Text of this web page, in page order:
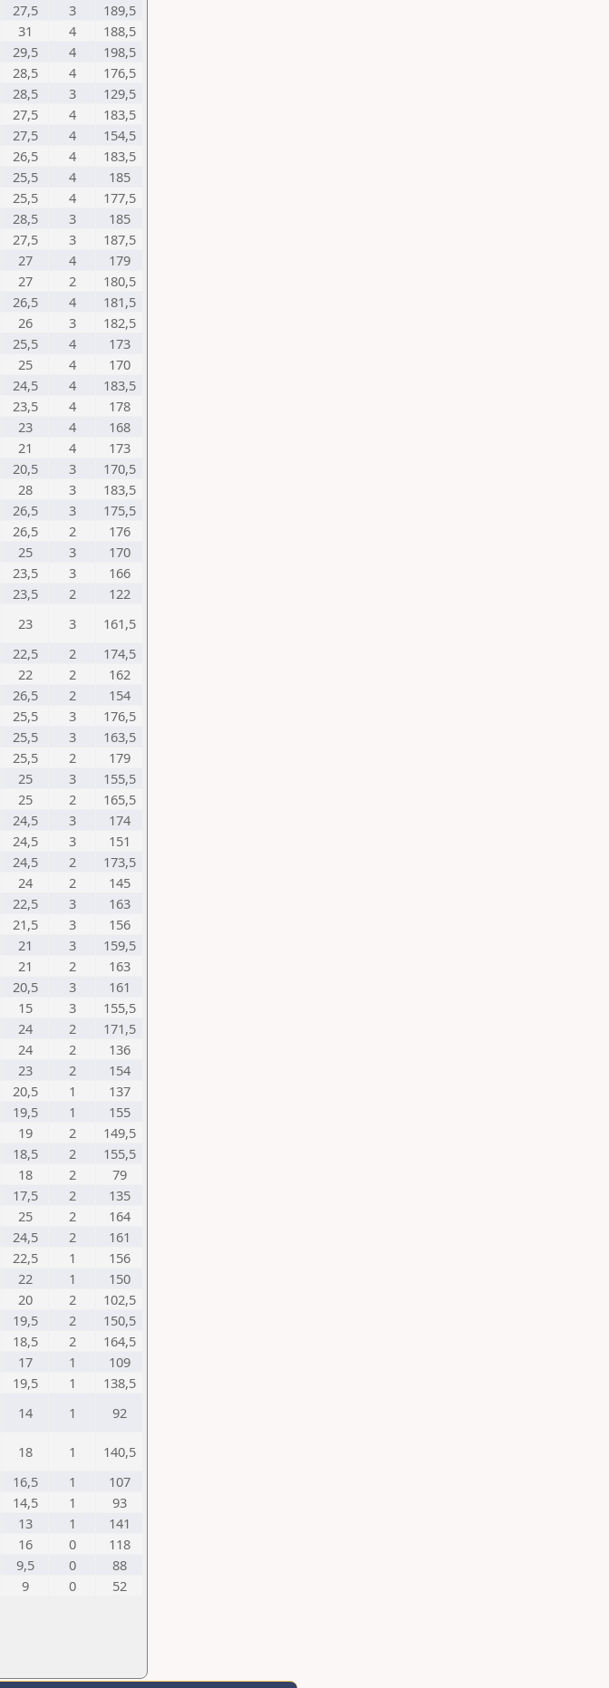
27,5 3
189,5
31 4
188,5
29,5 4
198,5
28,5 4
176,5
28,5 3
129,5
27,5 4
183,5
27,5 4
154,5
26,5 4
183,5
25,5 4
185
25,5 4
177,5
28,5 3
185
27,5 3
187,5
27 4
179
27 2
180,5
26,5 4
181,5
26 3
182,5
25,5 4
173
25 4
170
24,5 4
183,5
23,5 4
178
23 4
168
21 4
173
20,5 3
170,5
28 3
183,5
26,5 3
175,5
26,5 2
176
25 3
170
23,5 3
166
23,5 2
122
23 3
161,5
22,5 2
174,5
22 2
162
26,5 2
154
25,5 3
176,5
25,5 3
163,5
25,5 2
179
25 3
155,5
25 2
165,5
24,5 3
174
24,5 3
151
24,5 2
173,5
24 2
145
22,5 3
163
21,5 3
156
21 3
159,5
21 2
163
20,5 3
161
15 3
155,5
24 2
171,5
24 2
136
23 2
154
20,5 1
137
19,5 1
155
19 2
149,5
18,5 2
155,5
18 2
79
17,5 2
135
25 2
164
24,5 2
161
22,5 1
156
22 1
150
20 2
102,5
19,5 2
150,5
18,5 2
164,5
17 1
109
19,5 1
138,5
14 1 92
18 1
140,5
16,5 1
107
14,5 1
93
13 1
141
16 0
118
9,5 0
88
9 0
52